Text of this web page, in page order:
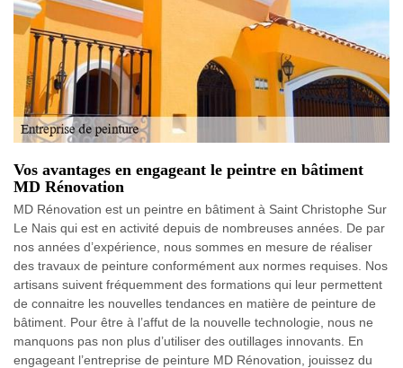
Vos avantages en engageant le peintre en bâtiment
MD Rénovation
MD Rénovation est un peintre en bâtiment à Saint Christophe Sur
Le Nais qui est en activité depuis de nombreuses années. De par
nos années d’expérience, nous sommes en mesure de réaliser
des travaux de peinture conformément aux normes requises. Nos
artisans suivent fréquemment des formations qui leur permettent
de connaitre les nouvelles tendances en matière de peinture de
bâtiment. Pour être à l’affut de la nouvelle technologie, nous ne
manquons pas non plus d’utiliser des outillages innovants. En
engageant l’entreprise de peinture MD Rénovation, jouissez du